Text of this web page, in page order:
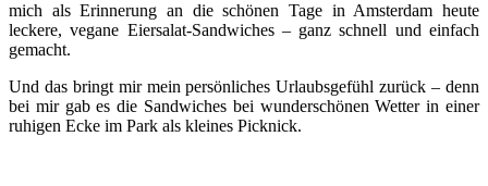
mich als Erinnerung an die schönen Tage in Amsterdam heute
leckere, vegane Eiersalat-Sandwiches – ganz schnell und einfach
gemacht.
Und das bringt mir mein persönliches Urlaubsgefühl zurück – denn
bei mir gab es die Sandwiches bei wunderschönen Wetter in einer
ruhigen Ecke im Park als kleines Picknick.